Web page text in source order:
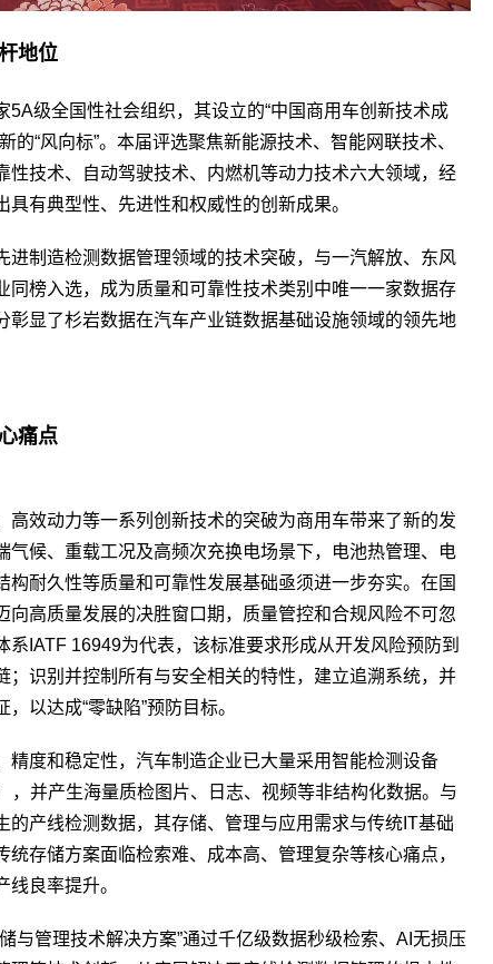
地位
5A级全国性社会组织，其设立的“中国商用车创新技术成
的“风向标”。本届评选聚焦新能源技术、智能网联技术、
性技术、自动驾驶技术、内燃机等动力技术六大领域，经
有典型性、先进性和权威性的创新成果。
进制造检测数据管理领域的技术突破，与一汽解放、东风
同榜入选，成为质量和可靠性技术类别中唯一一家数据存
彰显了杉岩数据在汽车产业链数据基础设施领域的领先地
痛点
高效动力等一系列创新技术的突破为商用车带来了新的发
气候、重载工况及高频次充换电场景下，电池热管理、电
构耐久性等质量和可靠性发展基础亟须进一步夯实。在国
向高质量发展的决胜窗口期，质量管控和合规风险不可忽
系IATF 16949为代表，该标准要求形成从开发风险预防到
；识别并控制所有与安全相关的特性，建立追溯系统，并
以达成“零缺陷”预防目标。
精度和稳定性，汽车制造企业已大量采用智能检测设备
，并产生海量质检图片、日志、视频等非结构化数据。与
的产线检测数据，其存储、管理与应用需求与传统IT基础
统存储方案面临检索难、成本高、管理复杂等核心痛点，
良率提升。
与管理技术解决方案”通过千亿级数据秒级检索、AI无损压